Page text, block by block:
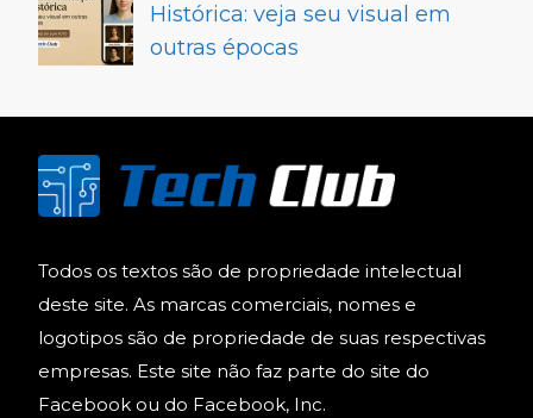
Histórica: veja seu visual em
outras épocas
Todos os textos são de propriedade intelectual
deste site. As marcas comerciais, nomes e
logotipos são de propriedade de suas respectivas
empresas. Este site não faz parte do site do
Facebook ou do Facebook, Inc.